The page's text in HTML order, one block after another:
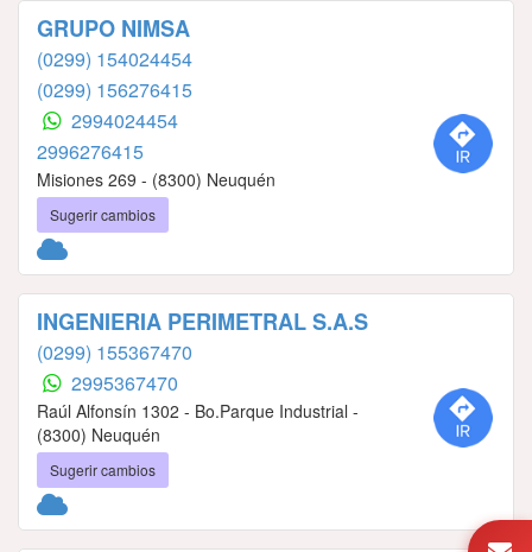
GRUPO NIMSA
(0299) 154024454
(0299) 156276415
2994024454
2996276415
Misiones 269 - (8300) Neuquén
Sugerir cambios
INGENIERIA PERIMETRAL S.A.S
(0299) 155367470
2995367470
Raúl Alfonsín 1302 - Bo.Parque Industrial -
(8300) Neuquén
Sugerir cambios